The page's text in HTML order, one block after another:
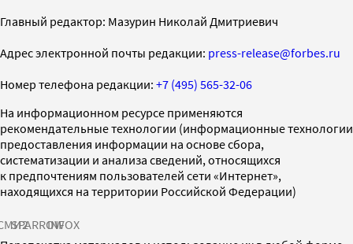
Главный редактор: Мазурин Николай Дмитриевич
Адрес электронной почты редакции: press-release@forbes.ru
Номер телефона редакции: +7 (495) 565-32-06
На информационном ресурсе применяются
рекомендательные технологии (информационные технологии
предоставления информации на основе сбора,
систематизации и анализа сведений, относящихся
к предпочтениям пользователей сети «Интернет»,
находящихся на территории Российской Федерации)
SPARROWINFOX